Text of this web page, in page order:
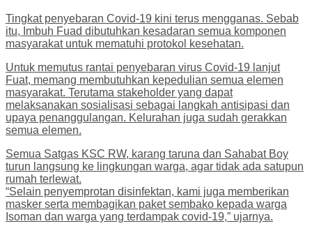
Tingkat penyebaran Covid-19 kini terus mengganas. Sebab
itu, Imbuh Fuad dibutuhkan kesadaran semua komponen
masyarakat untuk mematuhi protokol kesehatan.
Untuk memutus rantai penyebaran virus Covid-19 lanjut
Fuat, memang membutuhkan kepedulian semua elemen
masyarakat. Terutama stakeholder yang dapat
melaksanakan sosialisasi sebagai langkah antisipasi dan
upaya penanggulangan. Kelurahan juga sudah gerakkan
semua elemen.
Semua Satgas KSC RW, karang taruna dan Sahabat Boy
turun langsung ke lingkungan warga, agar tidak ada satupun
rumah terlewat.
“Selain penyemprotan disinfektan, kami juga memberikan
masker serta membagikan paket sembako kepada warga
Isoman dan warga yang terdampak covid-19,” ujarnya.